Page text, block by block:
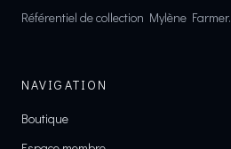
Référentiel de collection Mylène Farmer.
NAVIGATION
Boutique